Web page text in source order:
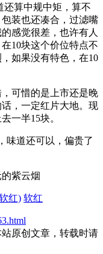
还算中规中矩，算不
包装也还凑合，过滤嘴
感觉很差，也许有人
10块这个价位特点不
如果没有特色，在10
可惜的是上市还是晚
，一定红片大地。现
一半15块。
味道还可以，偏贵了
紫云烟
红) 软红
原创文章，转载时请